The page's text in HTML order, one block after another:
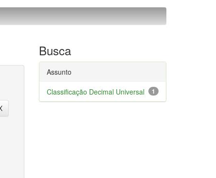
Busca
Assunto
1
Classificação Decimal Universal